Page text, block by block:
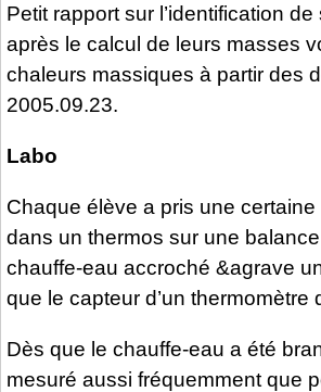
Petit rapport sur l’identification
après le calcul de leurs masses
chaleurs massiques à partir des
2005.09.23.
Labo
Chaque élève a pris une certaine
dans un thermos sur une
chauffe-eau accroché &agrave
que le capteur d’un thermomètre
Dès que le chauffe-eau a été
mesuré aussi fréquemment que